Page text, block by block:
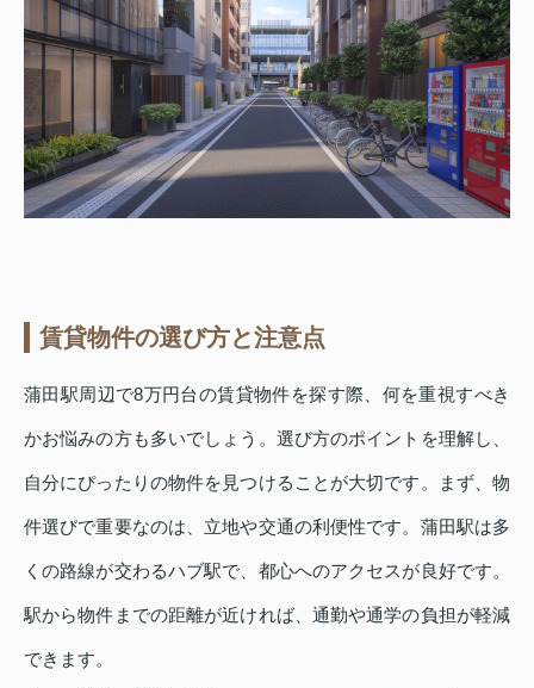
賃貸物件の選び方と注意点
蒲田駅周辺で8万円台の賃貸物件を探す際、何を重視すべき
かお悩みの方も多いでしょう。選び方のポイントを理解し、
自分にぴったりの物件を見つけることが大切です。まず、物
件選びで重要なのは、立地や交通の利便性です。蒲田駅は多
くの路線が交わるハブ駅で、都心へのアクセスが良好です。
駅から物件までの距離が近ければ、通勤や通学の負担が軽減
できます。